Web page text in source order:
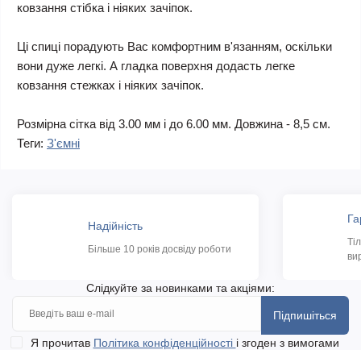
ковзання стібка і ніяких зачіпок.
Ці спиці порадують Вас комфортним в'язанням, оскільки
вони дуже легкі. А гладка поверхня додасть легке
ковзання стежках і ніяких зачіпок.
Розмірна сітка від 3.00 мм і до 6.00 мм. Довжина - 8,5 см.
Теги: З'ємні
Надійність
Більше 10 років досвіду роботи
Слідкуйте за новинками та акціями:
Підпишіться
Я прочитав Політика конфіденційності і згоден з вимогами